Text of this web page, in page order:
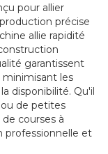
pour allier
précise
allie rapidité
garantissent
les
disponibilité. Qu'il
de petites
courses à
professionnelle et